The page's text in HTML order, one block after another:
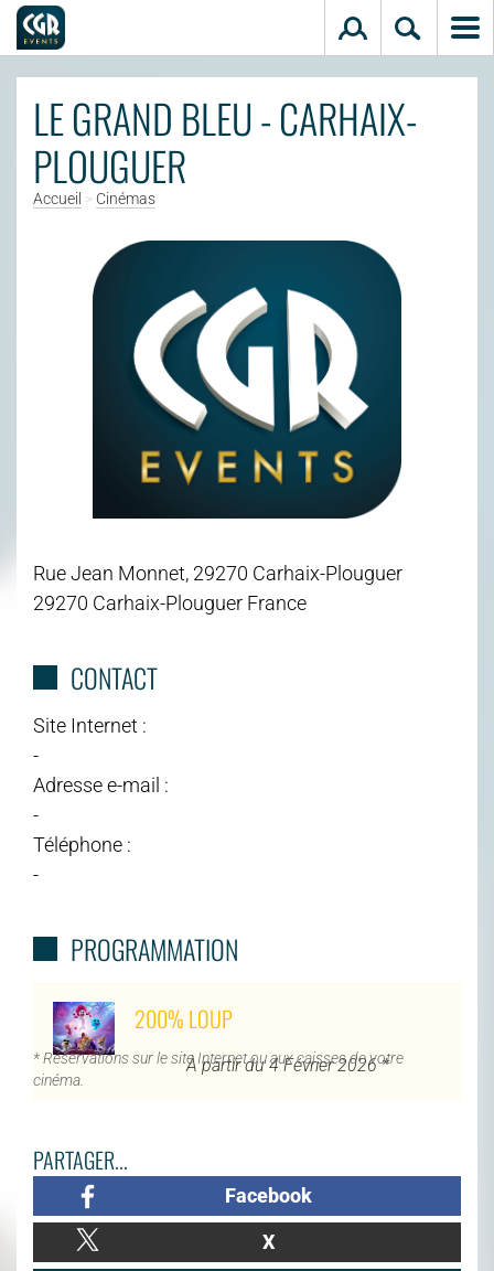
LE GRAND BLEU - CARHAIX-
PLOUGUER
Accueil > Cinémas
Rue Jean Monnet, 29270 Carhaix-Plouguer
29270 Carhaix-Plouguer France
CONTACT
Site Internet :
-
Adresse e-mail :
-
Téléphone :
-
PROGRAMMATION
200% LOUP
À partir du 4 Février 2026 *
* Réservations sur le site Internet ou aux caisses de votre
cinéma.
PARTAGER...
Facebook
X